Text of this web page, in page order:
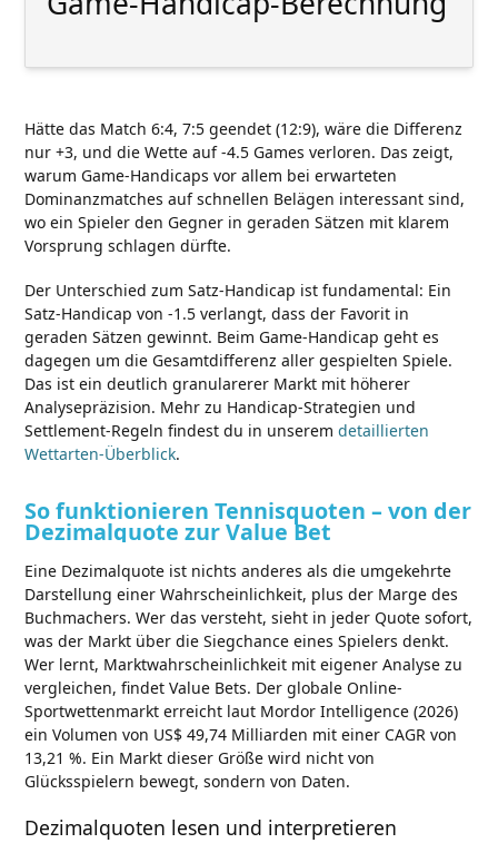
Hätte das Match 6:4, 7:5 geendet (12:9), wäre die Differenz
nur +3, und die Wette auf -4.5 Games verloren. Das zeigt,
warum Game-Handicaps vor allem bei erwarteten
Dominanzmatches auf schnellen Belägen interessant sind,
wo ein Spieler den Gegner in geraden Sätzen mit klarem
Vorsprung schlagen dürfte.
Der Unterschied zum Satz-Handicap ist fundamental: Ein
Satz-Handicap von -1.5 verlangt, dass der Favorit in
geraden Sätzen gewinnt. Beim Game-Handicap geht es
dagegen um die Gesamtdifferenz aller gespielten Spiele.
Das ist ein deutlich granularerer Markt mit höherer
Analysepräzision. Mehr zu Handicap-Strategien und
Settlement-Regeln findest du in unserem detaillierten
Wettarten-Überblick.
So funktionieren Tennisquoten – von der
Dezimalquote zur Value Bet
Eine Dezimalquote ist nichts anderes als die umgekehrte
Darstellung einer Wahrscheinlichkeit, plus der Marge des
Buchmachers. Wer das versteht, sieht in jeder Quote sofort,
was der Markt über die Siegchance eines Spielers denkt.
Wer lernt, Marktwahrscheinlichkeit mit eigener Analyse zu
vergleichen, findet Value Bets. Der globale Online-
Sportwettenmarkt erreicht laut Mordor Intelligence (2026)
ein Volumen von US$ 49,74 Milliarden mit einer CAGR von
13,21 %. Ein Markt dieser Größe wird nicht von
Glücksspielern bewegt, sondern von Daten.
Dezimalquoten lesen und interpretieren